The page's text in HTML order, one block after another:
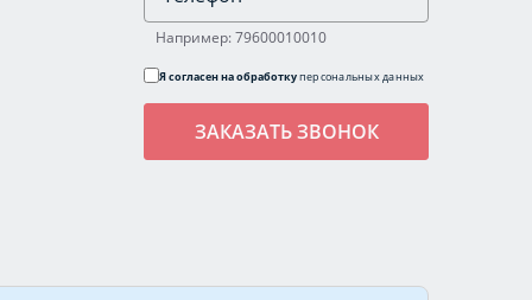
Например: 79600010010
Я согласен на обработкуперсональных данных